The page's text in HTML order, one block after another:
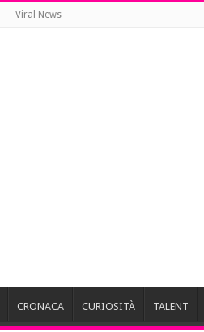
Viral News
CRONACA CURIOSITÀ TALENT